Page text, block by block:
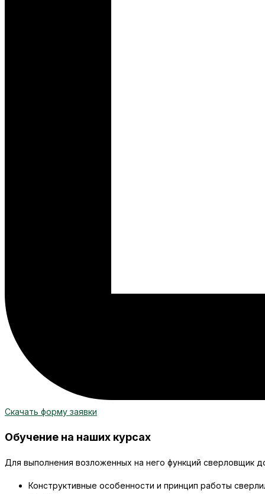
Скачать форму заявки
Обучение на наших курсах
Для выполнения возложенных на него функций
Конструктивные особенности и принцип работы